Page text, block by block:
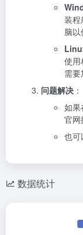
装程
脑以
使用
需要
问题解决 ：
如果
官网
也可
数据统计